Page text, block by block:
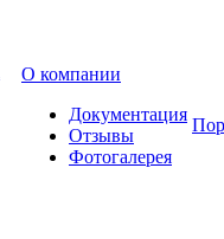
О компании
Документация
Отзывы
Фотогалерея